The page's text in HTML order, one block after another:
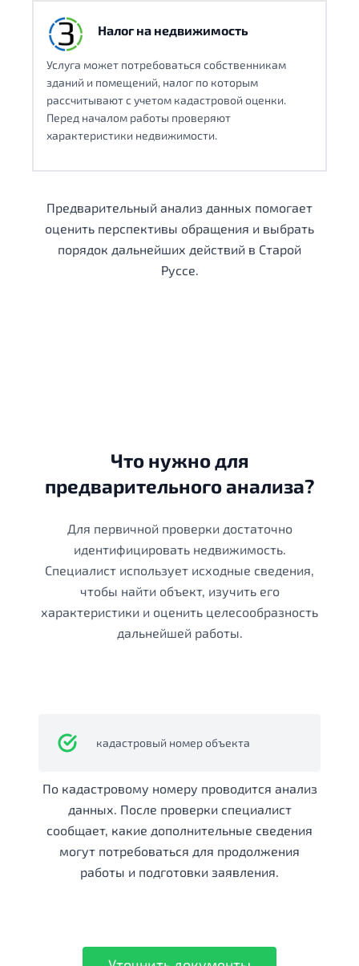
Налог на недвижимость
Услуга может потребоваться собственникам
зданий и помещений, налог по которым
рассчитывают с учетом кадастровой оценки.
Перед началом работы проверяют
характеристики недвижимости.
Предварительный анализ данных помогает
оценить перспективы обращения и выбрать
порядок дальнейших действий в Старой
Руссе.
Что нужно для
предварительного анализа?
Для первичной проверки достаточно
идентифицировать недвижимость.
Специалист использует исходные сведения,
чтобы найти объект, изучить его
характеристики и оценить целесообразность
дальнейшей работы.
кадастровый номер объекта
По кадастровому номеру проводится анализ
данных. После проверки специалист
сообщает, какие дополнительные сведения
могут потребоваться для продолжения
работы и подготовки заявления.